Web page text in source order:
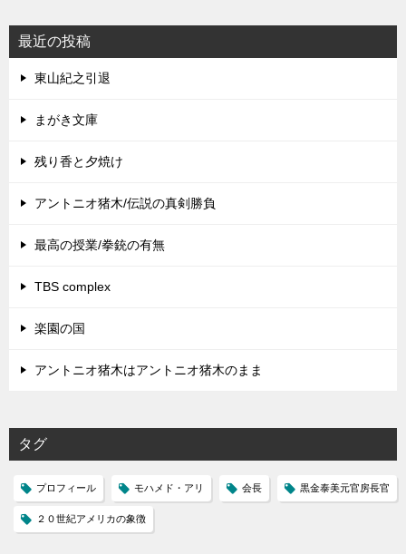
最近の投稿
東山紀之引退
まがき文庫
残り香と夕焼け
アントニオ猪木/伝説の真剣勝負
最高の授業/拳銃の有無
TBS complex
楽園の国
アントニオ猪木はアントニオ猪木のまま
タグ
プロフィール モハメド・アリ 会長 黒金泰美元官房長官
２０世紀アメリカの象徴